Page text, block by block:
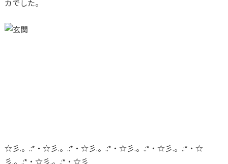
カでした。
☆彡.。.:*・☆彡.。.:*・☆彡.。.:*・☆彡.。.:*・☆彡.。.:*・☆
彡.。.:*・☆彡.。.:*・☆彡